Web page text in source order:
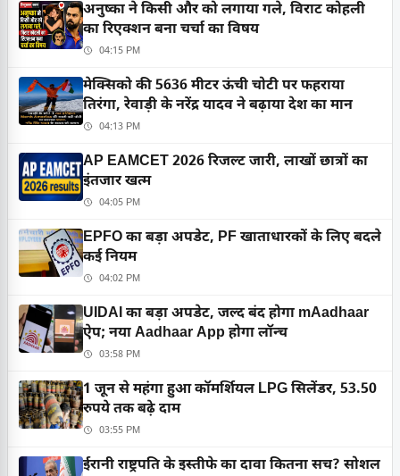
अनुष्का ने किसी और को लगाया गले, विराट कोहली
का रिएक्शन बना चर्चा का विषय
04:15 PM
मेक्सिको की 5636 मीटर ऊंची चोटी पर फहराया
तिरंगा, रेवाड़ी के नरेंद्र यादव ने बढ़ाया देश का मान
04:13 PM
AP EAMCET 2026 रिजल्ट जारी, लाखों छात्रों का
इंतजार खत्म
04:05 PM
EPFO का बड़ा अपडेट, PF खाताधारकों के लिए बदले
कई नियम
04:02 PM
UIDAI का बड़ा अपडेट, जल्द बंद होगा mAadhaar
ऐप; नया Aadhaar App होगा लॉन्च
03:58 PM
1 जून से महंगा हुआ कॉमर्शियल LPG सिलेंडर, 53.50
रुपये तक बढ़े दाम
03:55 PM
ईरानी राष्ट्रपति के इस्तीफे का दावा कितना सच? सोशल